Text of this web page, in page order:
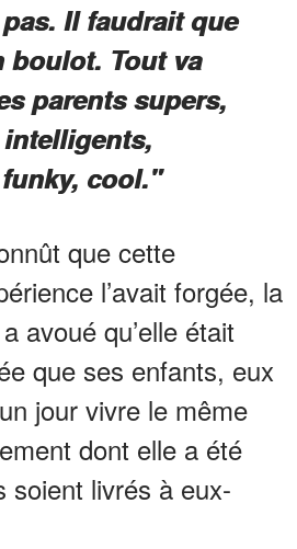
Il faudrait que
boulot. Tout va
parents supers,
cool."
que cette
l’avait forgée, la
avoué qu’elle était
que ses enfants, eux
jour vivre le même
dont elle a été
soient livrés à eux-